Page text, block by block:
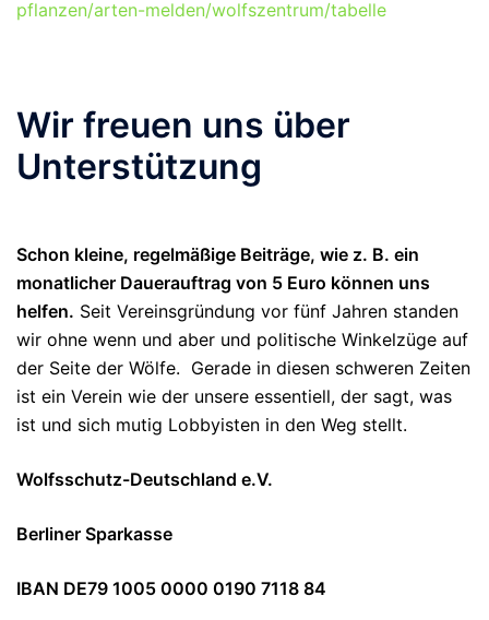
pflanzen/arten-melden/wolfszentrum/tabelle
Wir freuen uns über
Unterstützung
Schon kleine, regelmäßige Beiträge, wie z. B. ein
monatlicher Dauerauftrag von 5 Euro können uns
helfen. Seit Vereinsgründung vor fünf Jahren standen
wir ohne wenn und aber und politische Winkelzüge auf
der Seite der Wölfe. Gerade in diesen schweren Zeiten
ist ein Verein wie der unsere essentiell, der sagt, was
ist und sich mutig Lobbyisten in den Weg stellt.
Wolfsschutz-Deutschland e.V.
Berliner Sparkasse
IBAN DE79 1005 0000 0190 7118 84